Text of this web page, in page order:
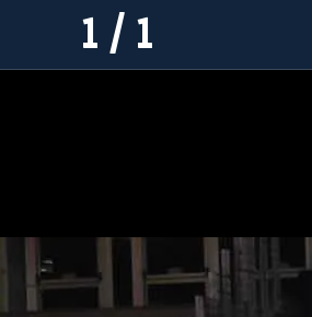
1 / 1